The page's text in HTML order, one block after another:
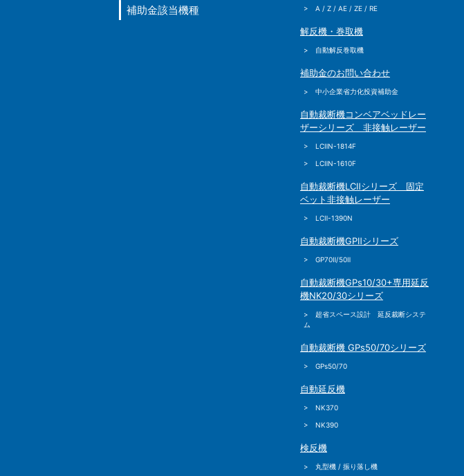
補助金該当機種 > A / Z / AE / ZE / RE
解反機・巻取機
> 自動解反巻取機
補助金のお問い合わせ
> 中小企業省力化投資補助金
自動裁断機コンベアベッドレー
ザーシリーズ 非接触レーザー
> LCⅡN-1814F
> LCⅡN-1610F
自動裁断機LCⅡシリーズ 固定
ベット非接触レーザー
> LCⅡ-1390N
自動裁断機GPⅡシリーズ
> GP70Ⅱ/50Ⅱ
自動裁断機GPs10/30+専用延反
機NK20/30シリーズ
> 超省スペース設計 延反裁断システ
ム
自動裁断機 GPs50/70シリーズ
> GPs50/70
自動延反機
> NK370
> NK390
検反機
> 丸型機 / 振り落し機